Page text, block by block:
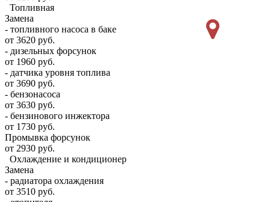
Топливная
Замена
- топливного насоса в баке
от 3620 руб.
- дизельных форсунок
от 1960 руб.
- датчика уровня топлива
от 3690 руб.
- бензонасоса
от 3630 руб.
- бензинового инжектора
от 1730 руб.
Промывка форсунок
от 2930 руб.
Охлаждение и кондиционер
Замена
- радиатора охлаждения
от 3510 руб.